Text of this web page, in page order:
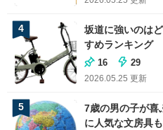
4
坂道に強いのは
すめランキング
16 29
2026.05.25 更新
5
7歳の男の子が喜
に人気な文房具も